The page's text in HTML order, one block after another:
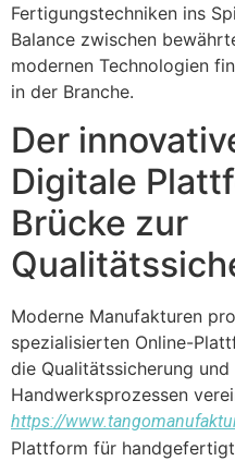
Fertigungstechniken ins
Balance zwischen
modernen Technologien
in der Branche.
Der
Digitale
Brücke zur
Moderne Manufakturen
spezialisierten Online-
die Qualitätssicherung
Handwerksprozessen
https://
Plattform für